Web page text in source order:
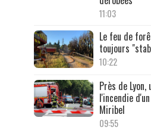
11:03
Le feu de
toujours
10:22
Près de
l'incendie
Miribel
09:55